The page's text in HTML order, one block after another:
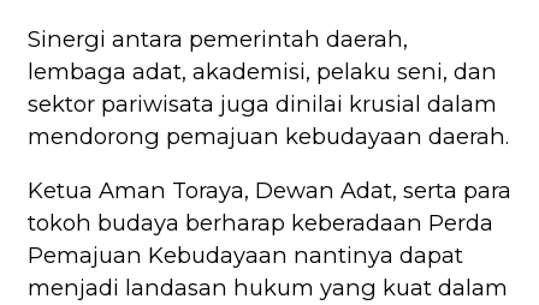
Sinergi antara pemerintah daerah,
lembaga adat, akademisi, pelaku seni, dan
sektor pariwisata juga dinilai krusial dalam
mendorong pemajuan kebudayaan daerah.
Ketua Aman Toraya, Dewan Adat, serta para
tokoh budaya berharap keberadaan Perda
Pemajuan Kebudayaan nantinya dapat
menjadi landasan hukum yang kuat dalam